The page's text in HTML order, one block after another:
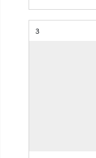
Résultat n°
3